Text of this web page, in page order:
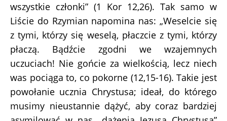
wszystkie członki” (1 Kor 12,26). Tak samo w
Liście do Rzymian napomina nas: „Weselcie się
z tymi, którzy się weselą, płaczcie z tymi, którzy
płaczą. Bądźcie zgodni we wzajemnych
uczuciach! Nie gońcie za wielkością, lecz niech
was pociąga to, co pokorne (12,15-16). Takie jest
powołanie ucznia Chrystusa; ideał, do którego
musimy nieustannie dążyć, aby coraz bardziej